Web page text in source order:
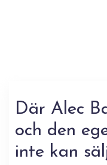
Där Alec
och den
inte kan